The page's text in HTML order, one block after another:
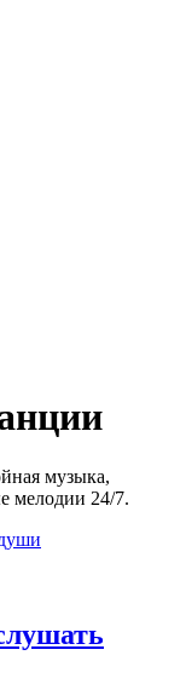
музыка,
мелодии 24/7.